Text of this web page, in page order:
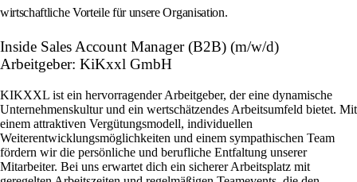
wirtschaftliche Vorteile für unsere Organisation.
Inside Sales Account Manager (B2B) (m/w/d)
Arbeitgeber: KiKxxl GmbH
KIKXXL ist ein hervorragender Arbeitgeber, der eine dynamische
Unternehmenskultur und ein wertschätzendes Arbeitsumfeld bietet. Mit
einem attraktiven Vergütungsmodell, individuellen
Weiterentwicklungsmöglichkeiten und einem sympathischen Team
fördern wir die persönliche und berufliche Entfaltung unserer
Mitarbeiter. Bei uns erwartet dich ein sicherer Arbeitsplatz mit